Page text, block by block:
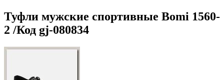
Туфли мужские спортивные Bomi 1560-
2 /Код gj-080834